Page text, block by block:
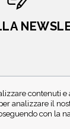
contenuti
analizzare il
con la